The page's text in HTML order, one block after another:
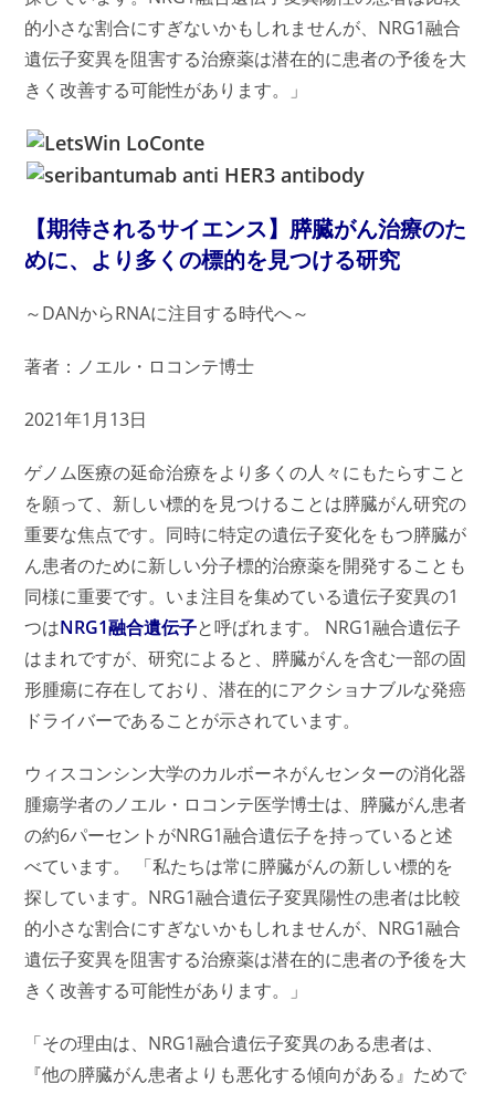
的小さな割合にすぎないかもしれませんが、NRG1融合
遺伝子変異を阻害する治療薬は潜在的に患者の予後を大
きく改善する可能性があります。」
【期待されるサイエンス】膵臓がん治療のた
めに、より多くの標的を見つける研究
～DANからRNAに注目する時代へ～
著者：ノエル・ロコンテ博士
2021年1月13日
ゲノム医療の延命治療をより多くの人々にもたらすこと
を願って、新しい標的を見つけることは膵臓がん研究の
重要な焦点です。同時に特定の遺伝子変化をもつ膵臓が
ん患者のために新しい分子標的治療薬を開発することも
同様に重要です。いま注目を集めている遺伝子変異の1
つはNRG1融合遺伝子と呼ばれます。 NRG1融合遺伝子
はまれですが、研究によると、膵臓がんを含む一部の固
形腫瘍に存在しており、潜在的にアクショナブルな発癌
ドライバーであることが示されています。
ウィスコンシン大学のカルボーネがんセンターの消化器
腫瘍学者のノエル・ロコンテ医学博士は、膵臓がん患者
の約6パーセントがNRG1融合遺伝子を持っていると述
べています。 「私たちは常に膵臓がんの新しい標的を
探しています。NRG1融合遺伝子変異陽性の患者は比較
的小さな割合にすぎないかもしれませんが、NRG1融合
遺伝子変異を阻害する治療薬は潜在的に患者の予後を大
きく改善する可能性があります。」
「その理由は、NRG1融合遺伝子変異のある患者は、
『他の膵臓がん患者よりも悪化する傾向がある』ためで